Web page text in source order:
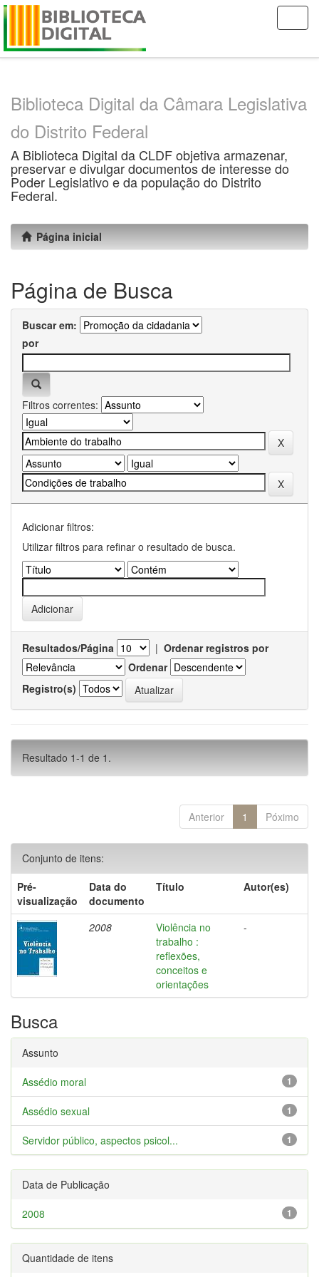
Skip
Biblioteca Digital da Câmara Legislativa
do Distrito Federal
A Biblioteca Digital da CLDF objetiva armazenar,
preservar e divulgar documentos de interesse do
Poder Legislativo e da população do Distrito
Federal.
Página inicial
Página de Busca
Buscar em:
por
Filtros correntes:
Adicionar filtros:
Utilizar filtros para refinar o resultado de busca.
Resultados/Página | Ordenar registros por
Ordenar
Registro(s)
Resultado 1-1 de 1.
Anterior 1 Póximo
Conjunto de itens:
Pré-
visualização
Data do
documento
Título Autor(es)
2008
Violência no
trabalho :
reflexões,
conceitos e
orientações
-
Busca
Assunto
1
Assédio moral
1
Assédio sexual
1
Servidor público, aspectos psicol...
Data de Publicação
1
2008
Quantidade de itens